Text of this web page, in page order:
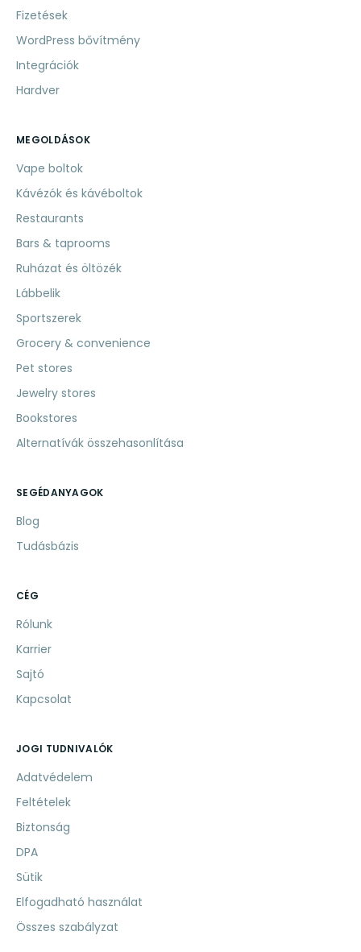
Fizetések
WordPress bővítmény
Integrációk
Hardver
MEGOLDÁSOK
Vape boltok
Kávézók és kávéboltok
Restaurants
Bars & taprooms
Ruházat és öltözék
Lábbelik
Sportszerek
Grocery & convenience
Pet stores
Jewelry stores
Bookstores
Alternatívák összehasonlítása
SEGÉDANYAGOK
Blog
Tudásbázis
CÉG
Rólunk
Karrier
Sajtó
Kapcsolat
JOGI TUDNIVALÓK
Adatvédelem
Feltételek
Biztonság
DPA
Sütik
Elfogadható használat
Összes szabályzat